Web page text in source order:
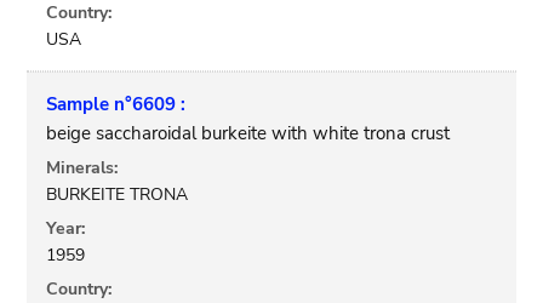
Country:
USA
Sample n°6609 :
beige saccharoidal burkeite with white trona crust
Minerals:
BURKEITE TRONA
Year:
1959
Country: